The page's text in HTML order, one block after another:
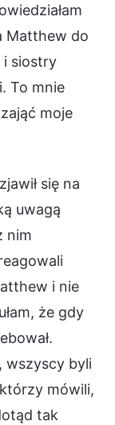
Matthew do
i siostry
To mnie
moje
się na
uwagą
nim
i nie
że gdy
wszyscy byli
mówili,
tak